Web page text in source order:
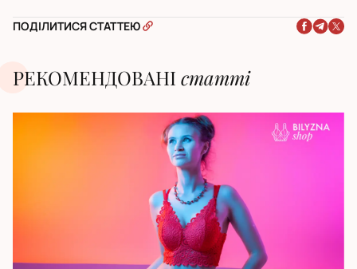
ПОДІЛИТИСЯ СТАТТЕЮ
РЕКОМЕНДОВАНІ статті